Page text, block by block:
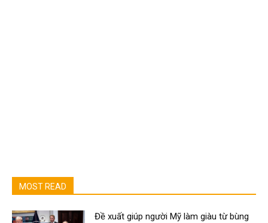
MOST READ
Đề xuất giúp người Mỹ làm giàu từ bùng